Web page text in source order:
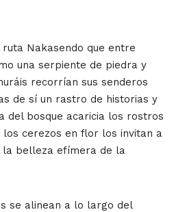
Nakasendo que entre
una serpiente de piedra y
recorrían sus senderos
de sí un rastro de historias y
del bosque acaricia los rostros
cerezos en flor los invitan a
belleza efímera de la
se alinean a lo largo del